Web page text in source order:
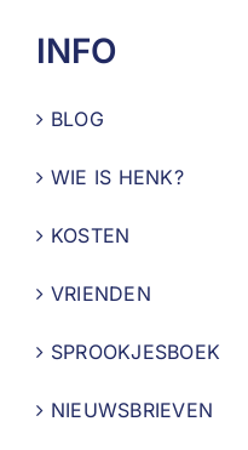
INFO
BLOG
WIE IS HENK?
KOSTEN
VRIENDEN
SPROOKJESBOEK
NIEUWSBRIEVEN